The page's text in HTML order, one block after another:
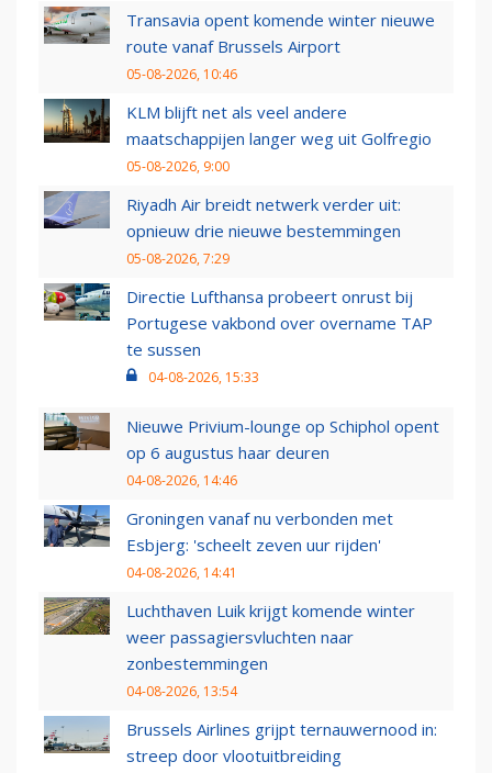
Transavia opent komende winter nieuwe
route vanaf Brussels Airport
05-08-2026, 10:46
KLM blijft net als veel andere
maatschappijen langer weg uit Golfregio
05-08-2026, 9:00
Riyadh Air breidt netwerk verder uit:
opnieuw drie nieuwe bestemmingen
05-08-2026, 7:29
Directie Lufthansa probeert onrust bij
Portugese vakbond over overname TAP
te sussen
04-08-2026, 15:33
Nieuwe Privium-lounge op Schiphol opent
op 6 augustus haar deuren
04-08-2026, 14:46
Groningen vanaf nu verbonden met
Esbjerg: 'scheelt zeven uur rijden'
04-08-2026, 14:41
Luchthaven Luik krijgt komende winter
weer passagiersvluchten naar
zonbestemmingen
04-08-2026, 13:54
Brussels Airlines grijpt ternauwernood in:
streep door vlootuitbreiding